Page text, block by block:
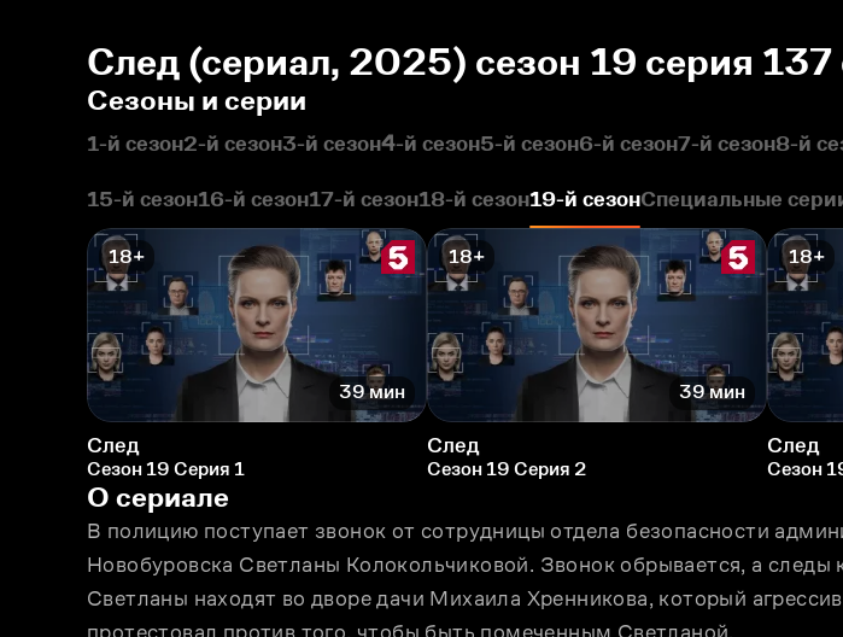
След (сериал, 2025) сезон 19 серия 137
Сезоны и серии
1-й сезон2-й сезон3-й сезон4-й сезон5-й сезон6-й сезон7-й сезон8-й
15-й сезон16-й сезон17-й сезон18-й сезон19-й сезонСпециальные
18+
39 мин
След
Сезон 19 Серия 1
18+
39 мин
След
Сезон 19 Серия 2
18+
След
Сезон
О сериале
В полицию поступает звонок от сотрудницы отдела безопасности
Новобуровска Светланы Колокольчиковой. Звонок обрывается, а следы
Светланы находят во дворе дачи Михаила Хренникова, который
протестовал против того, чтобы быть помеченным Светланой.